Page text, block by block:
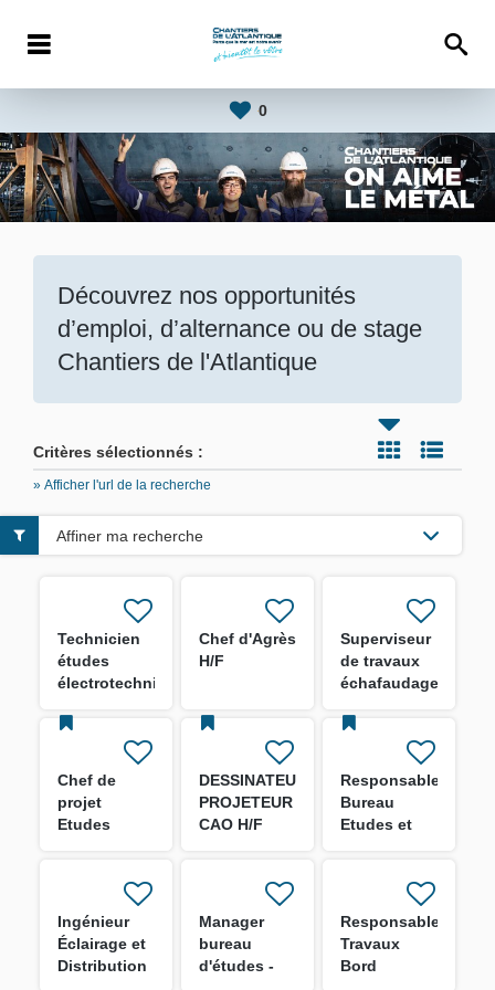
0
Découvrez nos opportunités
d’emploi, d’alternance ou de stage
Chantiers de l'Atlantique
Critères sélectionnés :
» Afficher l'url de la recherche
Technicien
études
électrotechnique
Chef d'Agrès
H/F
Superviseur
de travaux
échafaudages
Chef de
projet
Etudes
DESSINATEUR
PROJETEUR
CAO H/F
Responsable
Bureau
Etudes et
Ingénieur
Éclairage et
Distribution
Manager
bureau
d'études -
Responsable
Travaux
Bord
Affiner ma recherche